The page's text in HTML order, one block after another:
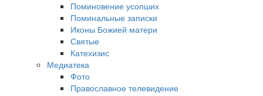
Поминовение усопших
Поминальные записки
Иконы Божией матери
Святые
Катехизис
Медиатека
Фото
Православное телевидение